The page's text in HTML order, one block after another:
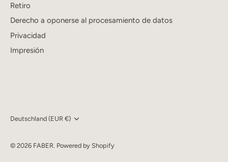
Retiro
Derecho a oponerse al procesamiento de datos
Privacidad
Impresión
Währung
Deutschland (EUR €)
© 2026 FABER. Powered by Shopify